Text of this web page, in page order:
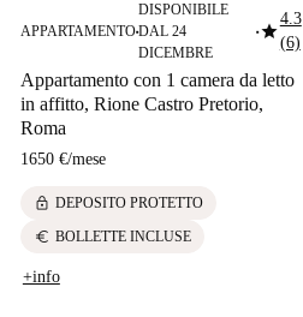
APPARTAMENTO■
DISPONIBILE
DAL 24
DICEMBRE
■star4.3
(6)
Appartamento con 1 camera da letto
in affitto, Rione Castro Pretorio,
Roma
1650 €/mese
lock DEPOSITO PROTETTO
euro BOLLETTE INCLUSE
+info